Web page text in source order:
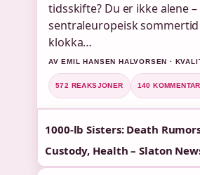
tidsskifte? Du er ikke alene
sentraleuropeisk
klokka…
AV EMIL HANSEN HALVORSEN ·
572 REAKSJONER 140
1000-lb Sisters: Death
Custody, Health – Slaton